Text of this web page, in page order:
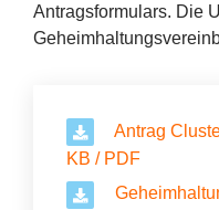
Antragsformulars. Die
Antrag
KB / PDF